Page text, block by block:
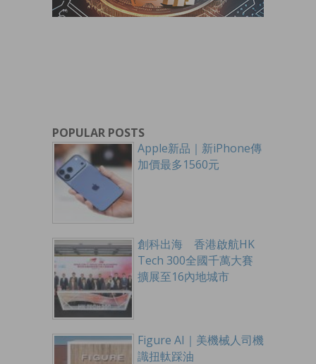
POPULAR POSTS
Apple新品｜新iPhone傳
加價最多1560元
創科出海 香港啟航HK
Tech 300全國千萬大賽
擴展至16內地城市
Figure AI｜美機械人司機
識扭軚踩油